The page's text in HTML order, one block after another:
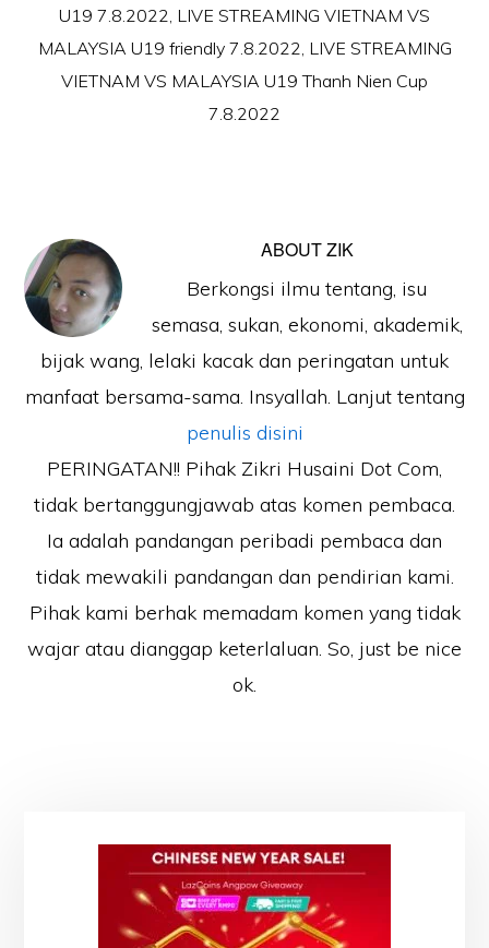
U19 7.8.2022, LIVE STREAMING VIETNAM VS
MALAYSIA U19 friendly 7.8.2022, LIVE STREAMING
VIETNAM VS MALAYSIA U19 Thanh Nien Cup
7.8.2022
ABOUTZIK
Berkongsi ilmu tentang, isu
semasa, sukan, ekonomi, akademik,
bijak wang, lelaki kacak dan peringatan untuk
manfaat bersama-sama. Insyallah. Lanjut tentang
penulis disini
PERINGATAN!! Pihak Zikri Husaini Dot Com,
tidak bertanggungjawab atas komen pembaca.
Ia adalah pandangan peribadi pembaca dan
tidak mewakili pandangan dan pendirian kami.
Pihak kami berhak memadam komen yang tidak
wajar atau dianggap keterlaluan. So, just be nice
ok.